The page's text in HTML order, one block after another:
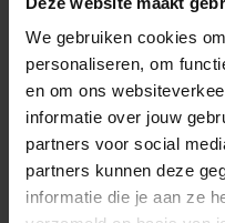
We gebruiken cookies
personaliseren, om
en om ons
informatie over jouw
partners voor social
partners kunnen deze
informatie die je aan ze
wisselende
✅ Voor restaurants
chef’s specials is QR
vaste kaart.